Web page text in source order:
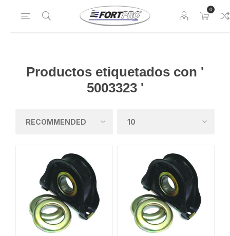
0
Productos etiquetados con '
5003323 '